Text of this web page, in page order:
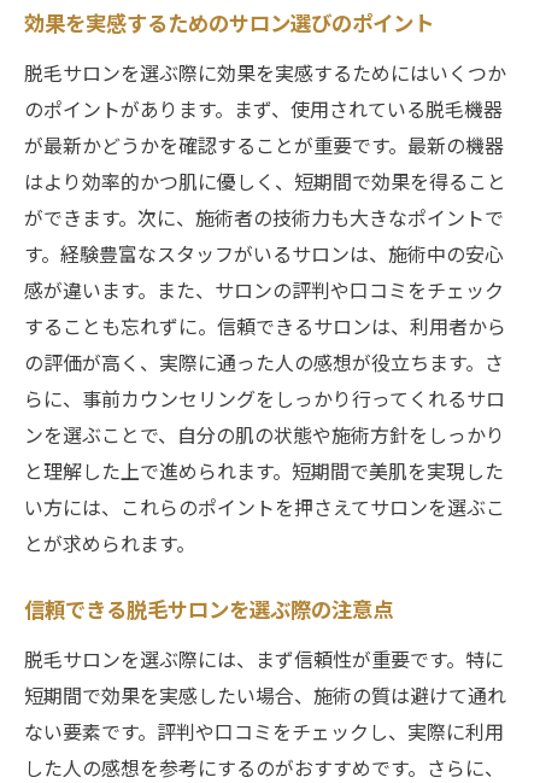
短期集中に特化したサロンの特徴
施術後のケアとサポート体制
安心感を提供する料金プランと支払い方法
短期間での効果を実現するためのアフター
ケア
短期間で結果を出す脱毛サロンの特徴とは
最新機器による施術の時間短縮
肌に優しい施術方法の選択
施術の効果を高めるための技術
短期間での結果を重視したプラン設定
痛みを最小限に抑える工夫
利用者の声から見る施術の信頼性
ムダ毛処理を早く終わらせる脱毛サロンの選び
方
短期集中脱毛の施術スケジュール例
短期間で効果を出すためのサロン比較
効率的に通えるサロンの見極め方
施術の効果を長持ちさせる方法
効果を実感するためのサロン選びのポイント
脱毛サロンを選ぶ際に効果を実感するためにはいくつか
のポイントがあります。まず、使用されている脱毛機器
が最新かどうかを確認することが重要です。最新の機器
はより効率的かつ肌に優しく、短期間で効果を得ること
ができます。次に、施術者の技術力も大きなポイントで
す。経験豊富なスタッフがいるサロンは、施術中の安心
感が違います。また、サロンの評判や口コミをチェック
することも忘れずに。信頼できるサロンは、利用者から
の評価が高く、実際に通った人の感想が役立ちます。さ
らに、事前カウンセリングをしっかり行ってくれるサロ
ンを選ぶことで、自分の肌の状態や施術方針をしっかり
と理解した上で進められます。短期間で美肌を実現した
い方には、これらのポイントを押さえてサロンを選ぶこ
とが求められます。
信頼できる脱毛サロンを選ぶ際の注意点
脱毛サロンを選ぶ際には、まず信頼性が重要です。特に
短期間で効果を実感したい場合、施術の質は避けて通れ
ない要素です。評判や口コミをチェックし、実際に利用
した人の感想を参考にするのがおすすめです。さらに、